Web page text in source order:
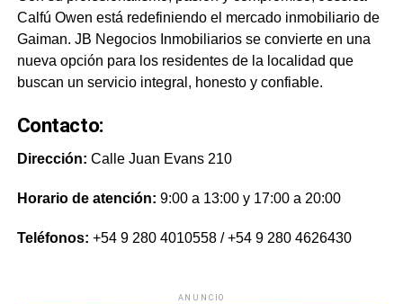
Calfú Owen está redefiniendo el mercado inmobiliario de
Gaiman. JB Negocios Inmobiliarios se convierte en una
nueva opción para los residentes de la localidad que
buscan un servicio integral, honesto y confiable.
Contacto:
Dirección: Calle Juan Evans 210
Horario de atención: 9:00 a 13:00 y 17:00 a 20:00
Teléfonos: +54 9 280 4010558 / +54 9 280 4626430
ANUNCIO